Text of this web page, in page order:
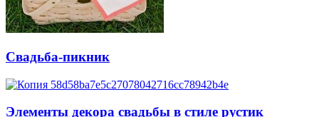
Свадьба-пикник
Элементы декора свадьбы в стиле рустик